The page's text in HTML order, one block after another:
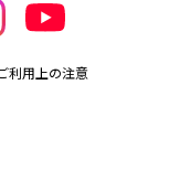
利用上の注意